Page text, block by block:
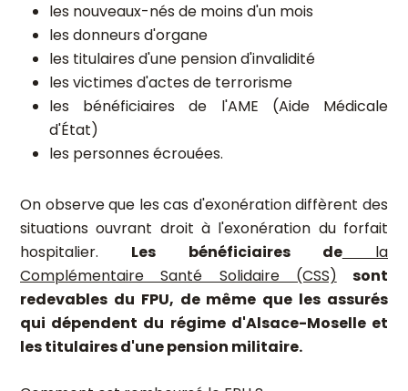
les nouveaux-nés de moins d'un mois
les donneurs d'organe
les titulaires d'une pension d'invalidité
les victimes d'actes de terrorisme
les bénéficiaires de l'AME (Aide Médicale
d'État)
les personnes écrouées.
On observe que les cas d'exonération diffèrent des
situations ouvrant droit à l'exonération du forfait
hospitalier. Les bénéficiaires dela
Complémentaire Santé Solidaire (CSS) sont
redevables du FPU, de même que les assurés
qui dépendent du régime d'Alsace-Moselle et
les titulaires d'une pension militaire.